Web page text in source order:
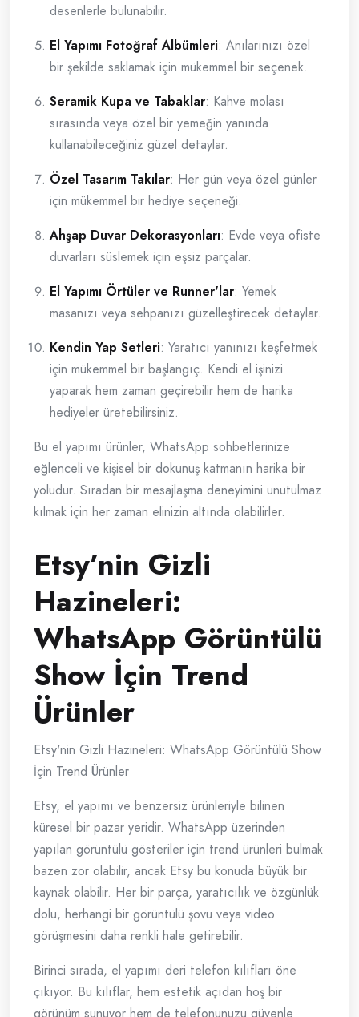
desenlerle bulunabilir.
El Yapımı Fotoğraf Albümleri: Anılarınızı özel
bir şekilde saklamak için mükemmel bir seçenek.
Seramik Kupa ve Tabaklar: Kahve molası
sırasında veya özel bir yemeğin yanında
kullanabileceğiniz güzel detaylar.
Özel Tasarım Takılar: Her gün veya özel günler
için mükemmel bir hediye seçeneği.
Ahşap Duvar Dekorasyonları: Evde veya ofiste
duvarları süslemek için eşsiz parçalar.
El Yapımı Örtüler ve Runner'lar: Yemek
masanızı veya sehpanızı güzelleştirecek detaylar.
Kendin Yap Setleri: Yaratıcı yanınızı keşfetmek
için mükemmel bir başlangıç. Kendi el işinizi
yaparak hem zaman geçirebilir hem de harika
hediyeler üretebilirsiniz.
Bu el yapımı ürünler, WhatsApp sohbetlerinize
eğlenceli ve kişisel bir dokunuş katmanın harika bir
yoludur. Sıradan bir mesajlaşma deneyimini unutulmaz
kılmak için her zaman elinizin altında olabilirler.
Etsy’nin Gizli
Hazineleri:
WhatsApp Görüntülü
Show İçin Trend
Ürünler
Etsy'nin Gizli Hazineleri: WhatsApp Görüntülü Show
İçin Trend Ürünler
Etsy, el yapımı ve benzersiz ürünleriyle bilinen
küresel bir pazar yeridir. WhatsApp üzerinden
yapılan görüntülü gösteriler için trend ürünleri bulmak
bazen zor olabilir, ancak Etsy bu konuda büyük bir
kaynak olabilir. Her bir parça, yaratıcılık ve özgünlük
dolu, herhangi bir görüntülü şovu veya video
görüşmesini daha renkli hale getirebilir.
Birinci sırada, el yapımı deri telefon kılıfları öne
çıkıyor. Bu kılıflar, hem estetik açıdan hoş bir